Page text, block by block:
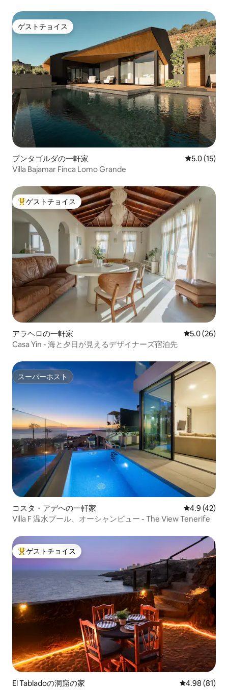
があり、ヘアドライヤー、バスタオル、
ビーチタオルのセットが備わっていま
す。 トイレットペーパー、シンク用の石
鹸、シャワージェルがあります。 追加の
タオルが必要な場合は、リクエストする
だけですぐにご用意いたします。 ご滞在
が7日を超える場合は、ベッドとタオルの
新しいセットが毎週提供されます。 専用
庭園 ドアを通ると、物件全体を囲む心地
よい庭を見下ろすプライベートで特別な
エリアがあり、日光浴をしたり、キャン
ドルライトで飲み物を飲んだり、読書を
楽しむことができます。 これらのスペー
スでは、緑に囲まれて涼しく過ごせる屋
外シャワーをご利用いただけます。 イン
ターネットとワークスペースまたは読書
ペントハウスは家全体にWi-Fiが届き、書
からは庭の絶景が見えます。スペイン語
の本や雑誌がありますので、スペイン語
を学んだり、読書を楽しんだりすること
ができます。 休息する。XLベッド そして
最後に、最も重要なことですが、高品質
のマットレスを備えたベッドで休むこと
ができます。ベッドのサイズは1.60 x
2.00メートルで、翌朝まで安眠できる大
きさです。 独立した読書灯と、服や靴、
荷物として持ってきたものを収納できる
クローゼットがあります。 その他は、最
高のバケーション体験を共有するために
心を込めて準備された場所でのご滞在を
お楽しみください！！！ ホストは、マル
タ人のお母さんと一緒に母屋の1階に住ん
でいます。 屋根裏部屋には外部の階段か
らアクセスでき、完全に独立していま
と乾燥機）は共用スペースで、ゲストは
いつでもご利用いただけます。 ガレージ
には、リモコンで自動ドアを開けて入る
ことができます。リモコンは到着後すぐ
にお渡しします:) 屋外階段から屋根裏部
屋に個別にアクセスできるほか、快適な
椅子と屋外シャワーで涼むことができる
専用庭園との間にドアがあります。 主な
利点は、明確に定義された独立したスペ
ースのプライバシーを尊重しつつ、ご滞
在中にご不明な点、おすすめ、パートナ
ーへのサプライズ、または問題が発生し
た場合は、お電話またはWhatsAppでお
気軽にご相談いただけることです。 環境
は穏やかで、テネリフェ島北部の小さな
町、タコロンテの歴史的中心部にありま
す。 メサ・デル・マールのビーチや天然
です。 ペントハウスから北の高速道路
（TF5 ）に簡単にアクセスでき、島のほ
かの場所にもすぐに行くことができま
す。 お車をお持ちでない場合は、近くに
いくつかのバス路線があります。 ほかに
もご不明な点がございましたら、お気軽
にお問い合わせください！ ご滞在中にレ
ンタカーを借りて、ご自身のスケジュー
ルと専用駐車場の利便性を楽しむ場合で
も、車が必要ない場合でも、このペント
ハウスは町の中心部に位置しており、島
の主要な目的地まで移動できるバス停が
近くにあります。 テネリフェ・スル空港
（TFS空港）から50分、テネリフェ・ノ
ース空港（TFN空港）から15分です。 タ
クシーは高くありません。電話でタクシ
ゲストチョイス
ゲストチョイス
プンタゴルダの一軒家 レビュー15
5.0 (15)
Villa Bajamar Finca Lomo Grande
大好評のゲストチョイスです。
ゲストチョイス
アラヘロの一軒家 レビュー26
5.0 (26)
Casa Yin - 海と夕日が見えるデザイナーズ宿泊先
スーパーホスト
スーパーホスト
コスタ・アデヘの一軒家 レビュー42
4.9 (42)
Villa F 温水プール、オーシャンビュー - The View Tenerife
大好評のゲストチョイスです。
ゲストチョイス
El Tabladoの洞窟の家 レビュー81
4.98 (81)